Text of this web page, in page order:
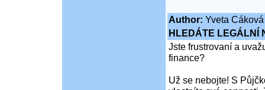
Author: Yveta Cáková
HLEDÁTE LEGÁLNÍ
Jste frustrovaní a
finance?
Už se nebojte! S